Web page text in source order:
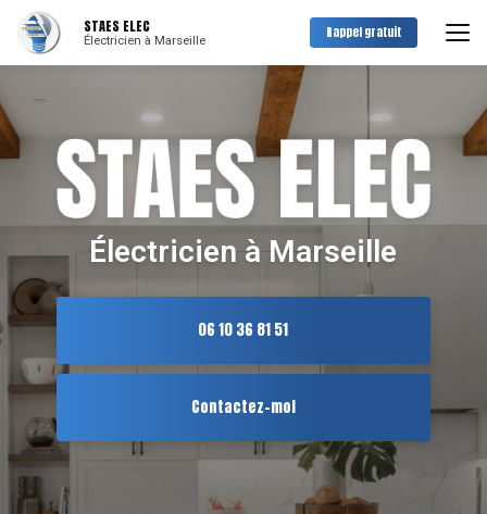
contenu
STAES ELEC
Électricien à Marseille Rappel gratuit
Électricien à Marseille
06 10 36 81 51
Contactez-moi